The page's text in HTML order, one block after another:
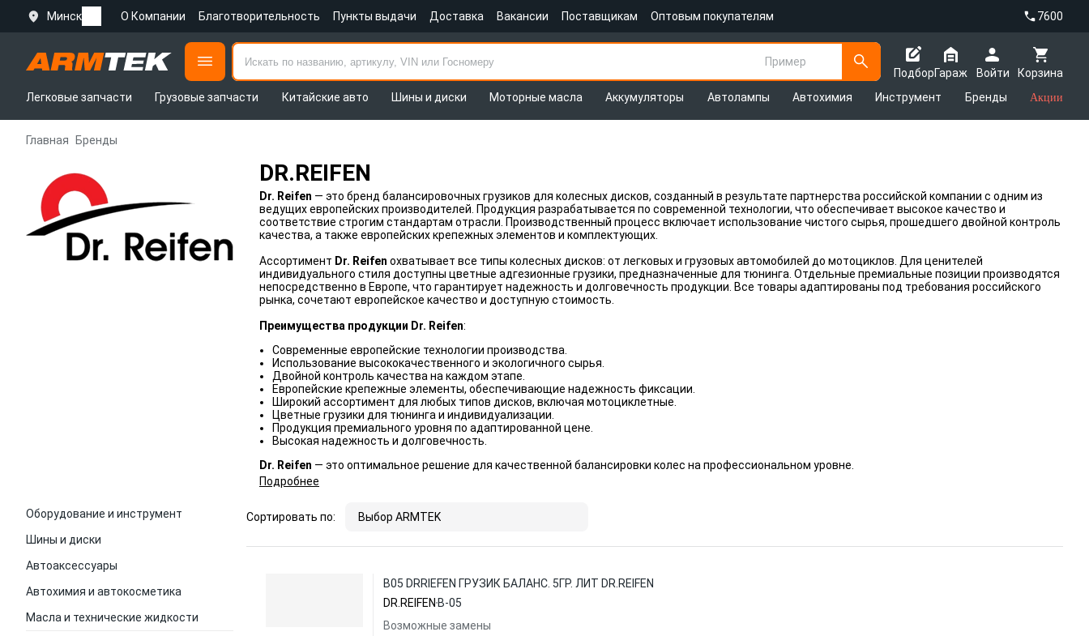
Минск О Компании Благотворительность Пункты выдачи Доставка Вакансии Поставщикам Оптовым покупателям 7600
Пример
Подбор
Корзина
Гараж
Войти
Легковые запчасти
Грузовые запчасти Китайские авто Шины и диски Моторные масла Аккумуляторы Автолампы Автохимия Инструмент Бренды Акции
Главная Бренды
DR.REIFEN
Dr. Reifen — это бренд балансировочных грузиков для колесных дисков, созданный в результате партнерства российской компании с одним из
ведущих европейских производителей. Продукция разрабатывается по современной технологии, что обеспечивает высокое качество и
соответствие строгим стандартам отрасли. Производственный процесс включает использование чистого сырья, прошедшего двойной контроль
качества, а также европейских крепежных элементов и комплектующих.
Ассортимент Dr. Reifen охватывает все типы колесных дисков: от легковых и грузовых автомобилей до мотоциклов. Для ценителей
индивидуального стиля доступны цветные адгезионные грузики, предназначенные для тюнинга. Отдельные премиальные позиции производятся
непосредственно в Европе, что гарантирует надежность и долговечность продукции. Все товары адаптированы под требования российского
рынка, сочетают европейское качество и доступную стоимость.
Преимущества продукции Dr. Reifen:
Современные европейские технологии производства.
Использование высококачественного и экологичного сырья.
Двойной контроль качества на каждом этапе.
Европейские крепежные элементы, обеспечивающие надежность фиксации.
Широкий ассортимент для любых типов дисков, включая мотоциклетные.
Цветные грузики для тюнинга и индивидуализации.
Продукция премиального уровня по адаптированной цене.
Высокая надежность и долговечность.
Dr. Reifen — это оптимальное решение для качественной балансировки колес на профессиональном уровне.
Подробнее
Оборудование и инструмент
Шины и диски
Автоаксессуары
Автохимия и автокосметика
Масла и технические жидкости
Сортировать по: Выбор ARMTEK
B05 DRRIEFEN ГРУЗИК БАЛАНС. 5ГР. ЛИТ DR.REIFEN
DR.REIFEN B-05
Возможные замены